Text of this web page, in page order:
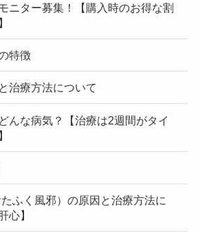
ニター募集！【購入時のお得な割
特徴
治療方法について
んな病気？【治療は2週間がタイ
ふく風邪）の原因と治療方法に
心】